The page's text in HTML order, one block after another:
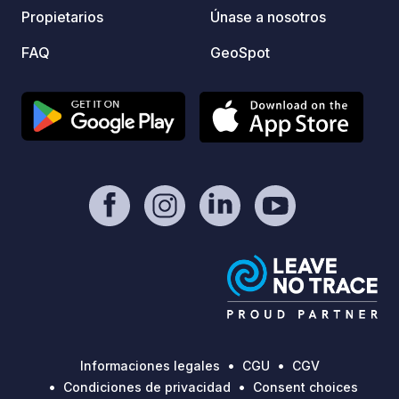
Propietarios
FAQ
Únase a nosotros
GeoSpot
Informaciones legales CGU
CGV
Condiciones de privacidad
Consent choices